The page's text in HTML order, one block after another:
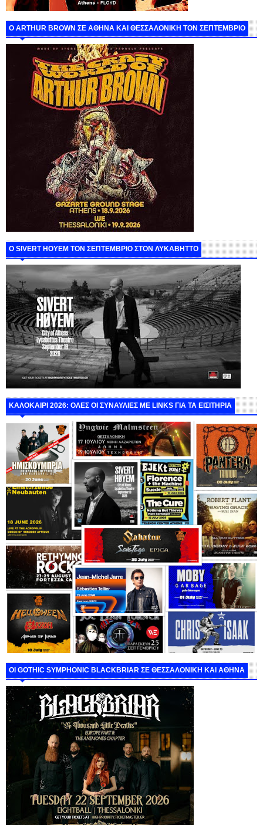
O ARTHUR BROWN ΣΕ ΑΘΗΝΑ ΚΑΙ ΘΕΣΣΑΛΟΝΙΚΗ ΤΟΝ ΣΕΠΤΕΜΒΡΙΟ
Ο SIVERT HOYEM ΤΟΝ ΣΕΠΤΕΜΒΡΙΟ ΣΤΟΝ ΛΥΚΑΒΗΤΤΟ
ΚΑΛΟΚΑΙΡΙ 2026: ΟΛΕΣ ΟΙ ΣΥΝΑΥΛΙΕΣ ΜΕ LINKS ΓΙΑ ΤΑ ΕΙΣΙΤΗΡΙΑ
ΟΙ GOTHIC SYMPHONIC BLACKBRIAR ΣΕ ΘΕΣΣΑΛΟΝΙΚΗ ΚΑΙ ΑΘΗΝΑ